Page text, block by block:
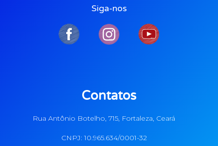
Siga-nos
Contatos
Rua Antônio Botelho, 715, Fortaleza, Ceará
CNPJ: 10.965.634/0001-32